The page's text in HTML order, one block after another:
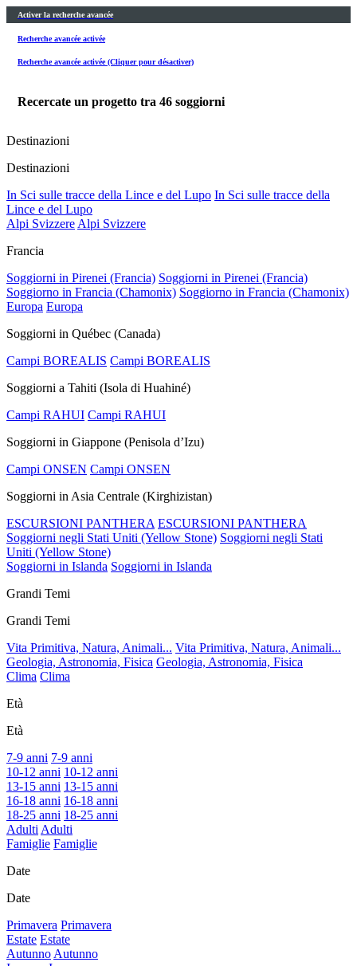
Activer la recherche avancée
Recherche avancée activée
Recherche avancée activée (Cliquer pour désactiver)
Recercate un progetto tra 46 soggiorni
Destinazioni
Destinazioni
In Sci sulle tracce della Lince e del Lupo In Sci sulle tracce della
Lince e del Lupo
Alpi SvizzereAlpi Svizzere
Francia
Soggiorni in Pirenei (Francia) Soggiorni in Pirenei (Francia)
Soggiorno in Francia (Chamonix) Soggiorno in Francia (Chamonix)
Europa Europa
Soggiorni in Québec (Canada)
Campi BOREALIS Campi BOREALIS
Soggiorni a Tahiti (Isola di Huahiné)
Campi RAHUI Campi RAHUI
Soggiorni in Giappone (Penisola d’Izu)
Campi ONSEN Campi ONSEN
Soggiorni in Asia Centrale (Kirghizistan)
ESCURSIONI PANTHERA ESCURSIONI PANTHERA
Soggiorni negli Stati Uniti (Yellow Stone) Soggiorni negli Stati
Uniti (Yellow Stone)
Soggiorni in Islanda Soggiorni in Islanda
Grandi Temi
Grandi Temi
Vita Primitiva, Natura, Animali... Vita Primitiva, Natura, Animali...
Geologia, Astronomia, Fisica Geologia, Astronomia, Fisica
Clima Clima
Età
Età
7-9 anni 7-9 anni
10-12 anni 10-12 anni
13-15 anni 13-15 anni
16-18 anni 16-18 anni
18-25 anni 18-25 anni
AdultiAdulti
Famiglie Famiglie
Date
Date
Primavera Primavera
Estate Estate
AutunnoAutunno